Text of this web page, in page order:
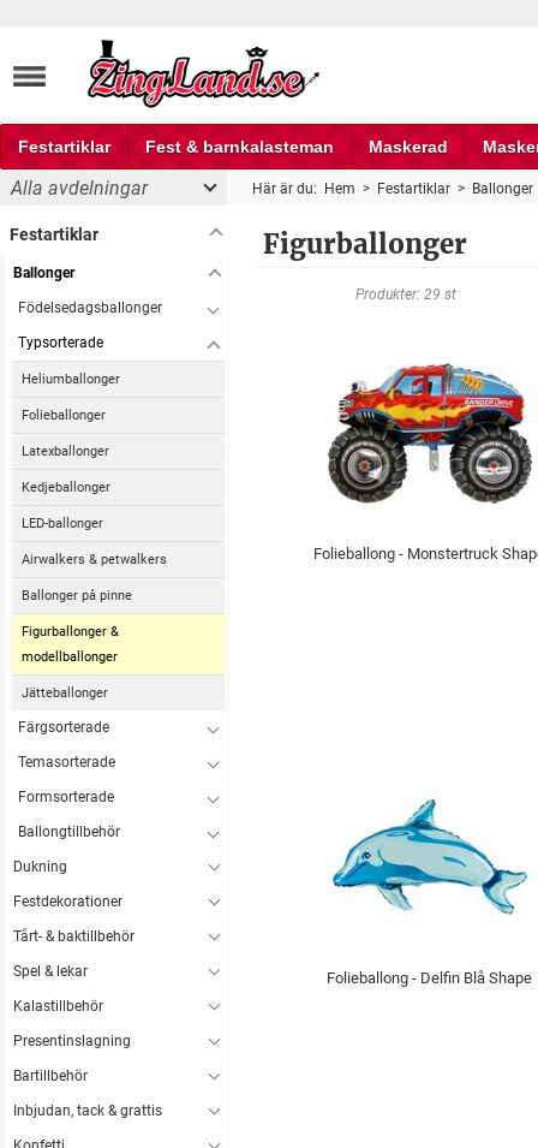
Festartiklar Fest & barnkalasteman Maskerad
Fest och partyprylar
Alla avdelningar Här är du: Hem > Festartiklar > Ballonger
Figurballonger
Festartiklar
Ballonger
Födelsedagsballonger
Typsorterade
Heliumballonger
Folieballonger
Latexballonger
Kedjeballonger
LED-ballonger
Airwalkers & petwalkers
Ballonger på pinne
Figurballonger &
modellballonger
Jätteballonger
Färgsorterade
Temasorterade
Formsorterade
Ballongtillbehör
Dukning
Festdekorationer
Tårt- & baktillbehör
Spel & lekar
Kalastillbehör
Presentinslagning
Bartillbehör
Inbjudan, tack & grattis
Produkter: 29 st
Folieballong - Monstertruck
Folieballong - Delfin Blå Shape